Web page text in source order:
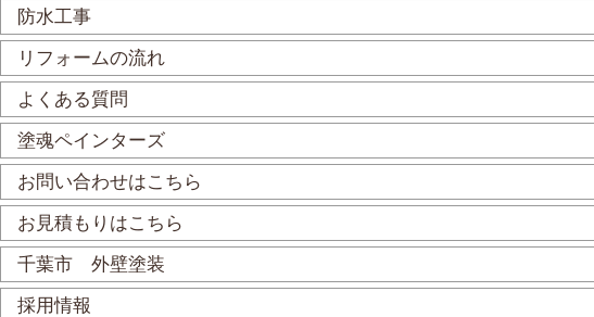
防水工事
リフォームの流れ
よくある質問
塗魂ペインターズ
お問い合わせはこちら
お見積もりはこちら
千葉市 外壁塗装
採用情報